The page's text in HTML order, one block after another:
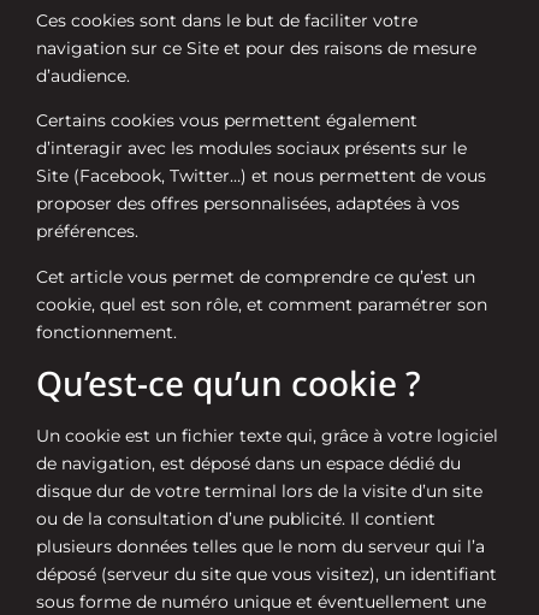
Ces cookies sont dans le but de faciliter votre
navigation sur ce Site et pour des raisons de mesure
d’audience.
Certains cookies vous permettent également
d’interagir avec les modules sociaux présents sur le
Site (Facebook, Twitter…) et nous permettent de vous
proposer des offres personnalisées, adaptées à vos
préférences.
Cet article vous permet de comprendre ce qu’est un
cookie, quel est son rôle, et comment paramétrer son
fonctionnement.
Qu’est-ce qu’un cookie ?
Un cookie est un fichier texte qui, grâce à votre logiciel
de navigation, est déposé dans un espace dédié du
disque dur de votre terminal lors de la visite d’un site
ou de la consultation d’une publicité. Il contient
plusieurs données telles que le nom du serveur qui l’a
déposé (serveur du site que vous visitez), un identifiant
sous forme de numéro unique et éventuellement une